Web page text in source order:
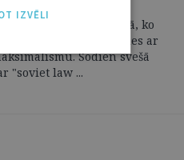
un pa spundi ar
juristam, procesā, ko
nācās piedalīties ar
Šodien svešā
"soviet law ...
IZVĒLI